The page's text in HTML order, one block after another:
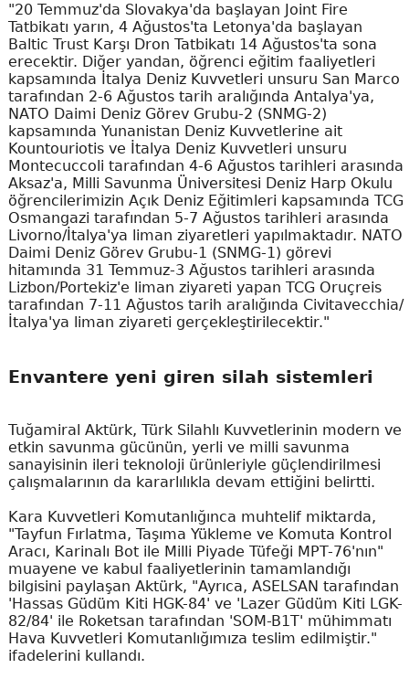
"20 Temmuz'da Slovakya'da başlayan Joint Fire
Tatbikatı yarın, 4 Ağustos'ta Letonya'da başlayan
Baltic Trust Karşı Dron Tatbikatı 14 Ağustos'ta sona
erecektir. Diğer yandan, öğrenci eğitim faaliyetleri
kapsamında İtalya Deniz Kuvvetleri unsuru San Marco
tarafından 2-6 Ağustos tarih aralığında Antalya'ya,
NATO Daimi Deniz Görev Grubu-2 (SNMG-2)
kapsamında Yunanistan Deniz Kuvvetlerine ait
Kountouriotis ve İtalya Deniz Kuvvetleri unsuru
Montecuccoli tarafından 4-6 Ağustos tarihleri arasında
Aksaz'a, Milli Savunma Üniversitesi Deniz Harp Okulu
öğrencilerimizin Açık Deniz Eğitimleri kapsamında TCG
Osmangazi tarafından 5-7 Ağustos tarihleri arasında
Livorno/İtalya'ya liman ziyaretleri yapılmaktadır. NATO
Daimi Deniz Görev Grubu-1 (SNMG-1) görevi
hitamında 31 Temmuz-3 Ağustos tarihleri arasında
Lizbon/Portekiz'e liman ziyareti yapan TCG Oruçreis
tarafından 7-11 Ağustos tarih aralığında Civitavecchia/
İtalya'ya liman ziyareti gerçekleştirilecektir."
Envantere yeni giren silah sistemleri
Tuğamiral Aktürk, Türk Silahlı Kuvvetlerinin modern ve
etkin savunma gücünün, yerli ve milli savunma
sanayisinin ileri teknoloji ürünleriyle güçlendirilmesi
çalışmalarının da kararlılıkla devam ettiğini belirtti.
Kara Kuvvetleri Komutanlığınca muhtelif miktarda,
"Tayfun Fırlatma, Taşıma Yükleme ve Komuta Kontrol
Aracı, Karinalı Bot ile Milli Piyade Tüfeği MPT-76'nın"
muayene ve kabul faaliyetlerinin tamamlandığı
bilgisini paylaşan Aktürk, "Ayrıca, ASELSAN tarafından
'Hassas Güdüm Kiti HGK-84' ve 'Lazer Güdüm Kiti LGK-
82/84' ile Roketsan tarafından 'SOM-B1T' mühimmatı
Hava Kuvvetleri Komutanlığımıza teslim edilmiştir."
ifadelerini kullandı.